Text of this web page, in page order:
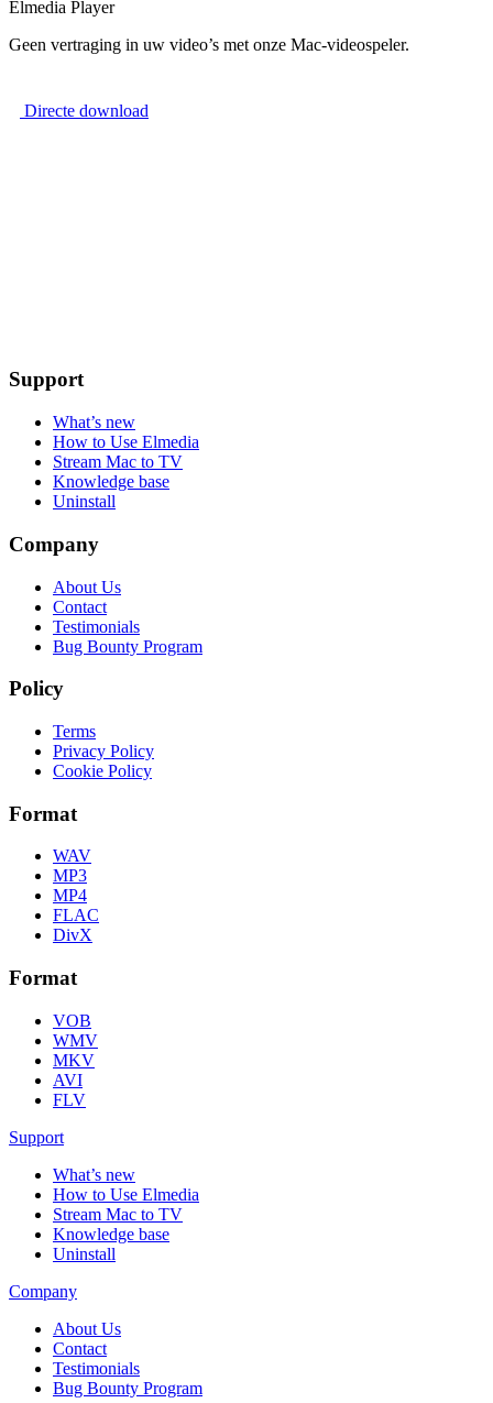
Elmedia Player
Geen vertraging in uw video’s met onze Mac-videospeler.
Directe download
Support
What’s new
How to Use Elmedia
Stream Mac to TV
Knowledge base
Uninstall
Company
About Us
Contact
Testimonials
Bug Bounty Program
Policy
Terms
Privacy Policy
Cookie Policy
Format
WAV
MP3
MP4
FLAC
DivX
Format
VOB
WMV
MKV
AVI
FLV
Support
What’s new
How to Use Elmedia
Stream Mac to TV
Knowledge base
Uninstall
Company
About Us
Contact
Testimonials
Bug Bounty Program